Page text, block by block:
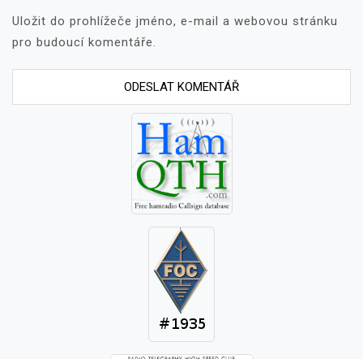
Uložit do prohlížeče jméno, e-mail a webovou stránku
pro budoucí komentáře.